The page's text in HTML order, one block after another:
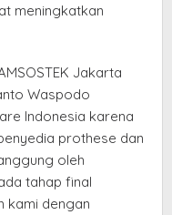
meningkatkan
Jakarta
Waspodo
Indonesia karena
prothese dan
oleh
tahap final
kami dengan